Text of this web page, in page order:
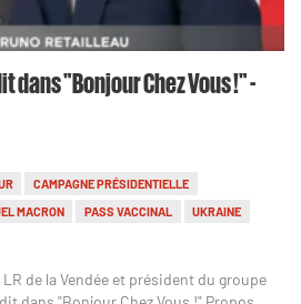
dans "Bonjour Chez Vous !" -
CAMPAGNE PRÉSIDENTIELLE
MACRON PASS VACCINAL
UKRAINE
de la Vendée et président du groupe